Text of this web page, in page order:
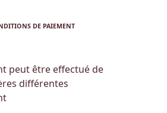
DE PAIEMENT
peut être effectué de
différentes